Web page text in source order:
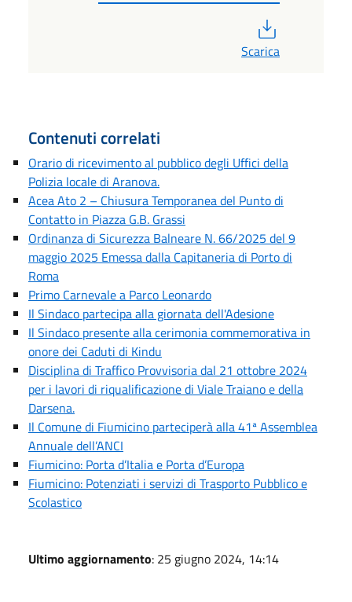
Scarica
Contenuti correlati
Orario di ricevimento al pubblico degli Uffici della
Polizia locale di Aranova.
Acea Ato 2 – Chiusura Temporanea del Punto di
Contatto in Piazza G.B. Grassi
Ordinanza di Sicurezza Balneare N. 66/2025 del 9
maggio 2025 Emessa dalla Capitaneria di Porto di
Roma
Primo Carnevale a Parco Leonardo
Il Sindaco partecipa alla giornata dell'Adesione
Il Sindaco presente alla cerimonia commemorativa in
onore dei Caduti di Kindu
Disciplina di Traffico Provvisoria dal 21 ottobre 2024
per i lavori di riqualificazione di Viale Traiano e della
Darsena.
Il Comune di Fiumicino parteciperà alla 41ª Assemblea
Annuale dell’ANCI
Fiumicino: Porta d’Italia e Porta d’Europa
Fiumicino: Potenziati i servizi di Trasporto Pubblico e
Scolastico
Ultimo aggiornamento: 25 giugno 2024, 14:14